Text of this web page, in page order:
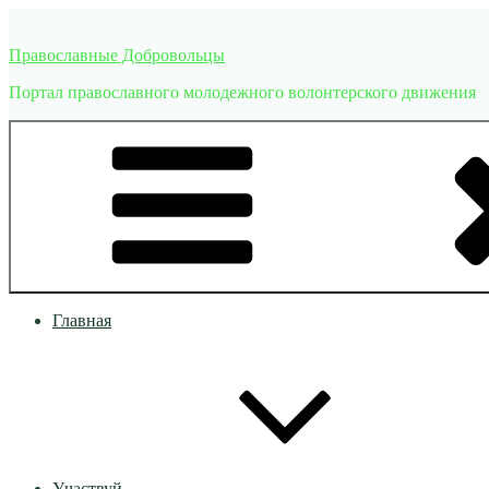
содержимому
Православные Добровольцы
Портал православного молодежного волонтерского движения
Главная